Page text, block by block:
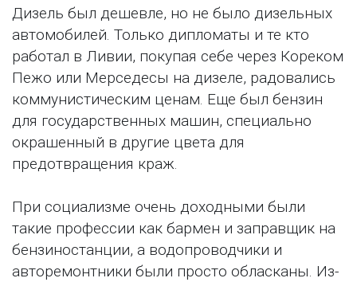
Дизель был дешевле, но не было дизельных
автомобилей. Только дипломаты и те кто
работал в Ливии, покупая себе через Кореком
Пежо или Мерседесы на дизеле, радовались
коммунистическим ценам. Еще был бензин
для государственных машин, специально
окрашенный в другие цвета для
предотвращения краж.
При социализме очень доходными были
такие профессии как бармен и заправщик на
бензиностанции, а водопроводчики и
авторемонтники были просто обласканы. Из-